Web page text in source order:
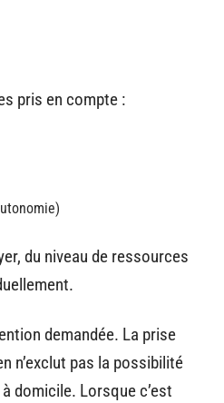
pris en compte :
du niveau de ressources
demandée. La prise
n’exclut pas la possibilité
domicile. Lorsque c’est